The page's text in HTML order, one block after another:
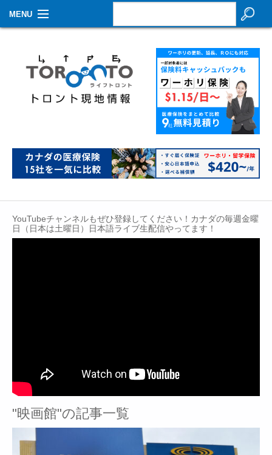
MENU
生活情報
その他
イベントカレンダー
About Us
YouTubeチャンネルもぜひ登録してください！カナダの毎週金曜
日（日本は土曜日）日本語ライブ生配信やってます！
"映画館"の記事一覧